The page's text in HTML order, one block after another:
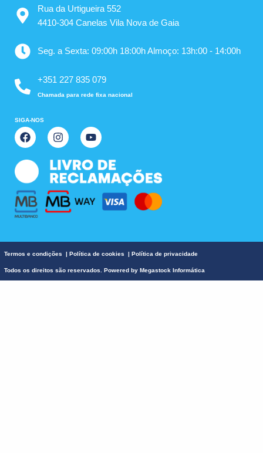
Rua da Urtigueira 552
4410-304 Canelas Vila Nova de Gaia
Seg. a Sexta: 09:00h 18:00h Almoço: 13h:00 - 14:00h
+351 227 835 079
Chamada para rede fixa nacional
SIGA-NOS
F
a
e
o
o
k
I
n
t
a
g
r
a
m
Y
o
t
u
b
Termos e condições | Política de cookies | Política de privacidade
Todos os direitos são reservados. Powered by Megastock Informática